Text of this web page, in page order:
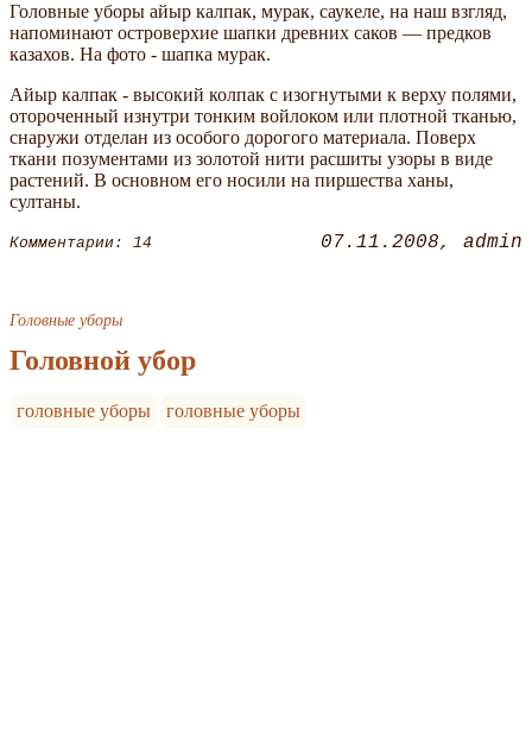
Головные уборы айыр калпак, мурак, саукеле, на наш взгляд,
напоминают островерхие шапки древних саков — предков
казахов. На фото - шапка мурак.
Айыр калпак - высокий колпак с изогнутыми к верху полями,
отороченный изнутри тонким войлоком или плотной тканью,
снаружи отделан из особого дорогого материала. Поверх
ткани позументами из золотой нити расшиты узоры в виде
растений. В основном его носили на пиршества ханы,
султаны.
Комментарии: 14 07.11.2008 admin
Головные уборы
Головной убор
головные уборы головные уборы